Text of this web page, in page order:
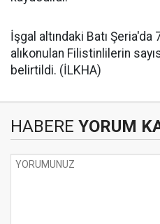
İşgal altındaki Batı
alıkonulan Filistinlilerin
belirtildi. (İLKHA)
HABERE YORUM